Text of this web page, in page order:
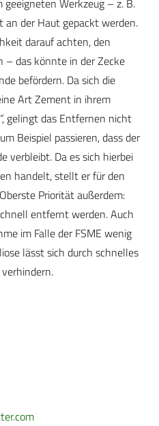
Werkzeug – z. B.
der Haut gepackt werden.
darauf achten, den
– das könnte in der Zecke
befördern. Da sich die
Art Zement in ihrem
gelingt das Entfernen nicht
Beispiel passieren, dass der
verbleibt. Da es sich hierbei
handelt, stellt er für den
Priorität außerdem:
entfernt werden. Auch
im Falle der FSME wenig
lässt sich durch schnelles